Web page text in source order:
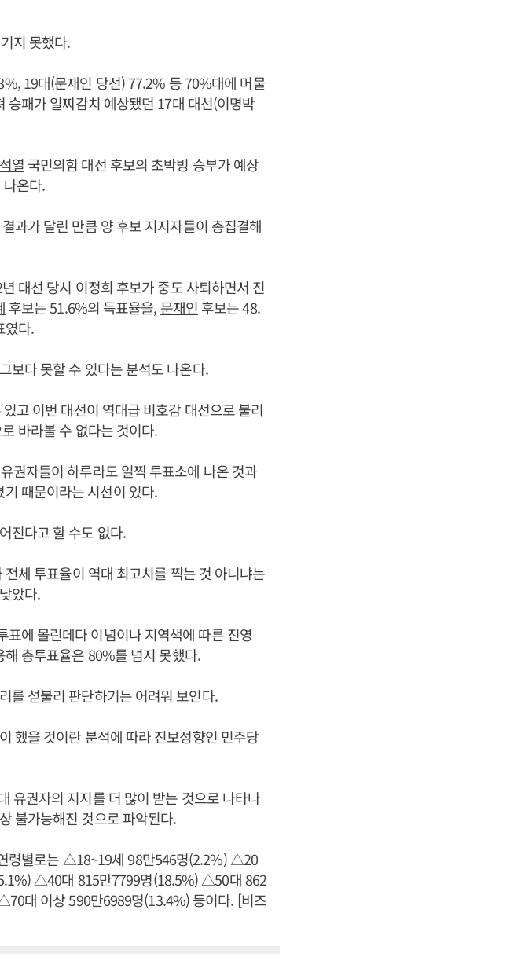
지 못했다.
19대(문재인 당선) 77.2% 등 70%대에 머물
패가 일찌감치 예상됐던 17대 대선(이명박
열 국민의힘 대선 후보의 초박빙 승부가 예상
온다.
과가 달린 만큼 양 후보 지지자들이 총집결해
대선 당시 이정희 후보가 중도 사퇴하면서 진
후보는 51.6%의 득표율을, 문재인 후보는 48.
였다.
보다 못할 수 있다는 분석도 나온다.
고 이번 대선이 역대급 비호감 대선으로 불리
바라볼 수 없다는 것이다.
권자들이 하루라도 일찍 투표소에 나온 것과
때문이라는 시선이 있다.
진다고 할 수도 없다.
체 투표율이 역대 최고치를 찍는 것 아니냐는
았다.
에 몰린데다 이념이나 지역색에 따른 진영
총투표율은 80%를 넘지 못했다.
를 섣불리 판단하기는 어려워 보인다.
했을 것이란 분석에 따라 진보성향인 민주당
유권자의 지지를 더 많이 받는 것으로 나타나
불가능해진 것으로 파악된다.
령별로는 △18~19세 98만546명(2.2%) △20
△40대 815만7799명(18.5%) △50대 862
대 이상 590만6989명(13.4%) 등이다. [비즈